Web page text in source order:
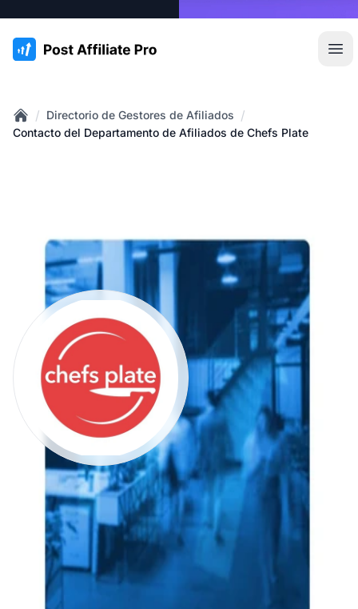
:site.title
Home
/ Directorio de Gestores de Afiliados /
Contacto del Departamento de Afiliados de Chefs Plate